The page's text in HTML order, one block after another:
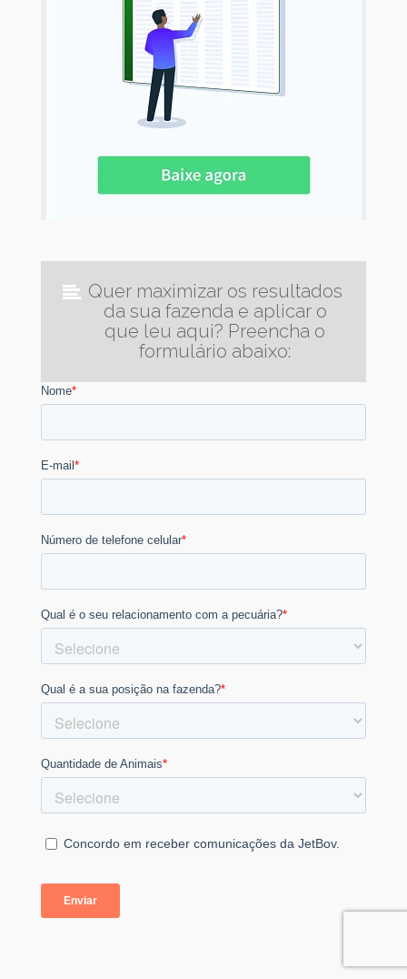
Quer maximizar os resultados
da sua fazenda e aplicar o
que leu aqui? Preencha o
formulário abaixo: